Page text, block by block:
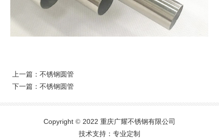
上一篇：不锈钢圆管
下一篇：不锈钢圆管
Copyright © 2022 重庆广耀不锈钢有限公司
技术支持：专业定制